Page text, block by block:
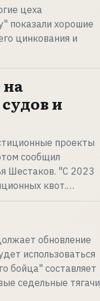
цеха
показали хорошие
цинкования и
на
и
проекты
сообщил
Шестаков. "С 2023
квот.…
обновление
использоваться
бойца" составляет
седельные тягачи